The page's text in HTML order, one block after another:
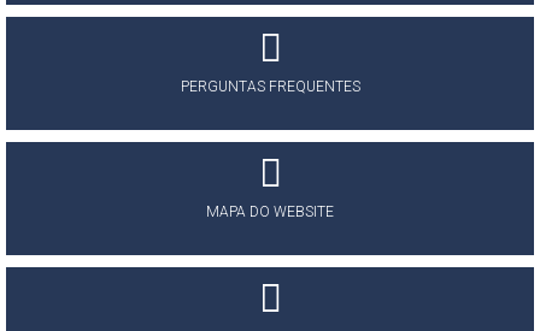
PERGUNTAS FREQUENTES
MAPA DO WEBSITE